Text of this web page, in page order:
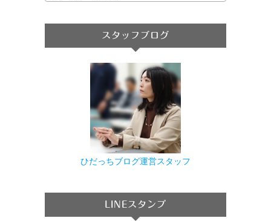
スタッフブログ
ひだっちブログ運営スタッフ
LINEスタンプ